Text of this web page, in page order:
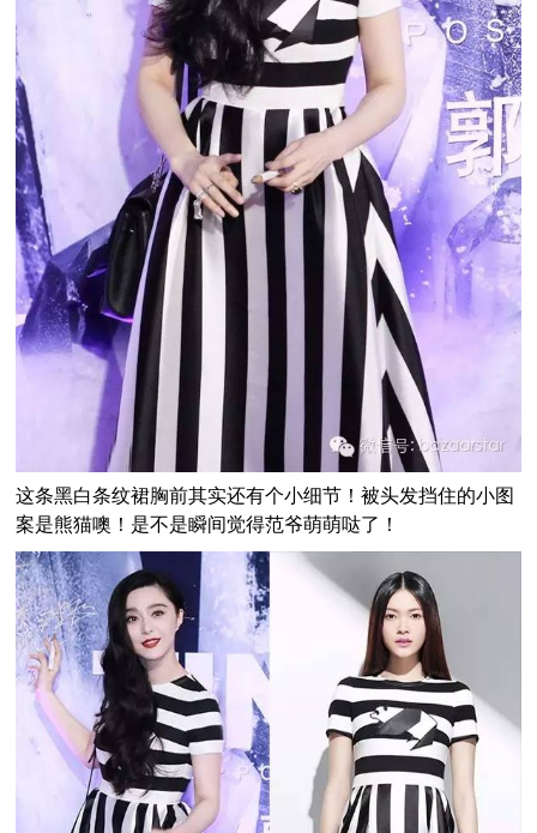
这条黑白条纹裙胸前其实还有个小细节！被头发挡住的小图
案是熊猫噢！是不是瞬间觉得范爷萌萌哒了！